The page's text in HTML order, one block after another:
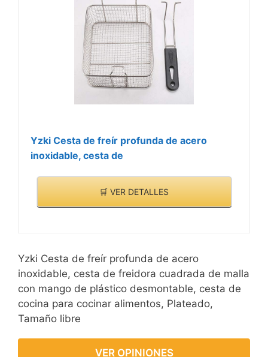
Yzki Cesta de freír profunda de acero
inoxidable, cesta de
🛒 VER DETALLES
Yzki Cesta de freír profunda de acero
inoxidable, cesta de freidora cuadrada de malla
con mango de plástico desmontable, cesta de
cocina para cocinar alimentos, Plateado,
Tamaño libre
VER OPINIONES